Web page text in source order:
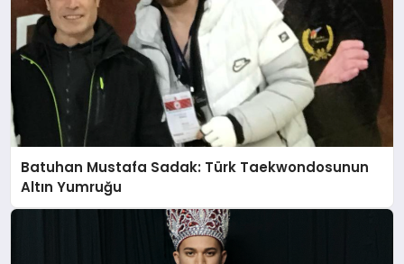
Batuhan Mustafa Sadak: Türk Taekwondosunun
Altın Yumruğu